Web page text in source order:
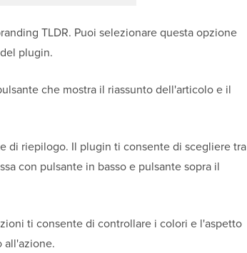
TLDR. Puoi selezionare questa opzione
plugin.
che mostra il riassunto dell'articolo e il
di riepilogo. Il plugin ti consente di scegliere tra
con pulsante in basso e pulsante sopra il
ti consente di controllare i colori e l'aspetto
all'azione.